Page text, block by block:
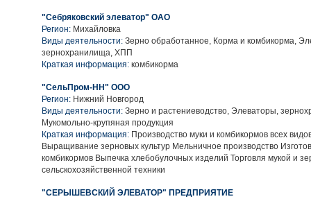
"Себряковский элеватор" ОАО
Регион: Михайловка
Виды деятельности: Зерно обработанное, Корма и комбикорма,
зернохранилища, ХПП
Краткая информация: комбикорма
"СельПром-НН" ООО
Регион: Нижний Новгород
Виды деятельности: Зерно и растениеводство, Элеваторы,
Мукомольно-крупяная продукция
Краткая информация: Производство муки и комбикормов всех
Выращивание зерновых культур Мельничное производство
комбикормов Выпечка хлебобулочных изделий Торговля мукой и
сельскохозяйственной техники
"СЕРЫШЕВСКИЙ ЭЛЕВАТОР" ПРЕДПРИЯТИЕ